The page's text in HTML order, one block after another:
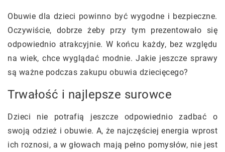
Obuwie dla dzieci powinno być wygodne i bezpieczne.
Oczywiście, dobrze żeby przy tym prezentowało się
odpowiednio atrakcyjnie. W końcu każdy, bez względu
na wiek, chce wyglądać modnie. Jakie jeszcze sprawy
są ważne podczas zakupu obuwia dziecięcego?
Trwałość i najlepsze surowce
Dzieci nie potrafią jeszcze odpowiednio zadbać o
swoją odzież i obuwie. A, że najczęściej energia wprost
ich roznosi, a w głowach mają pełno pomysłów, nie jest